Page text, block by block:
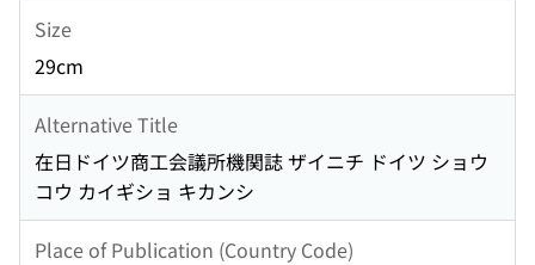
Size
29cm
Alternative Title
在日ドイツ商工会議所機関誌 ザイニチ ドイツ ショウ
コウ カイギショ キカンシ
Place of Publication (Country Code)